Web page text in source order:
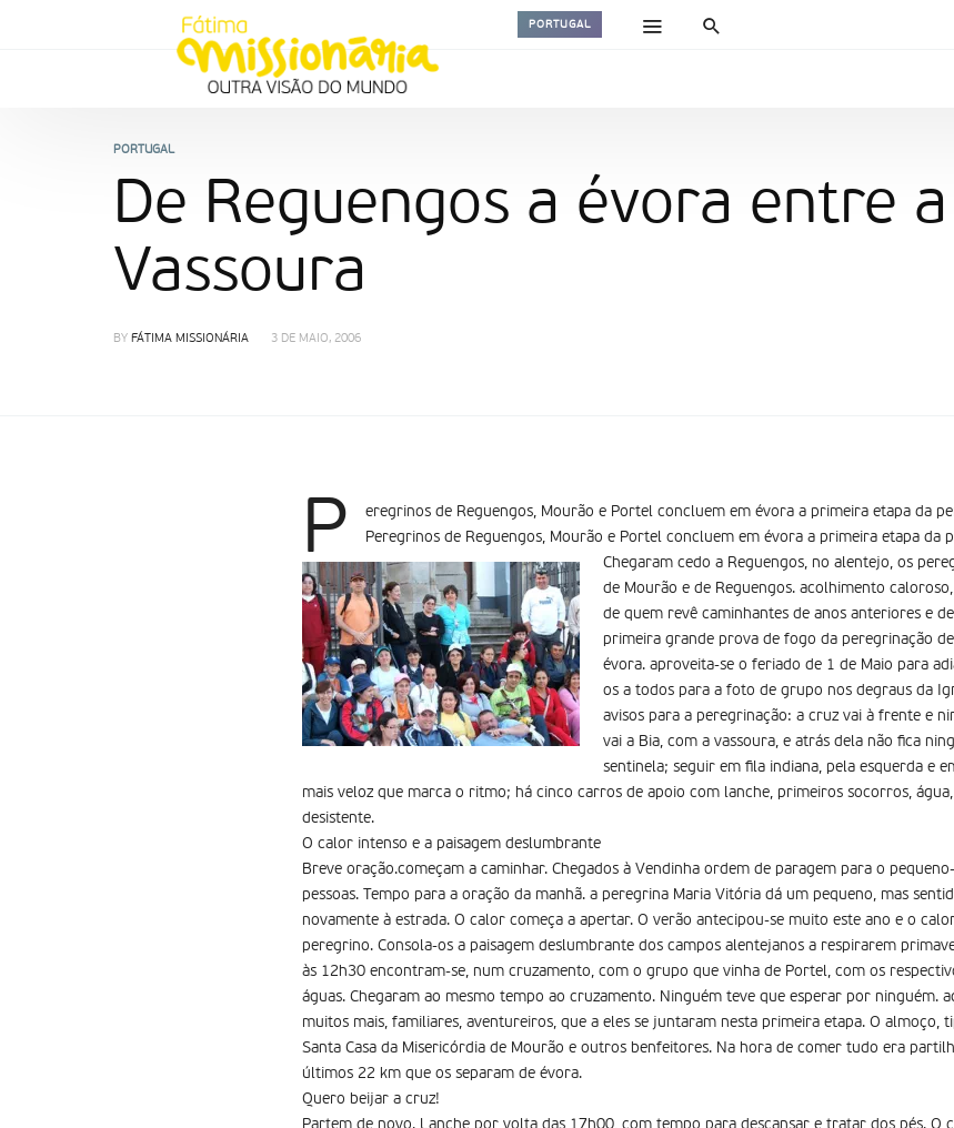
PORTUGAL
PORTUGAL
De Reguengos a évora entre
Vassoura
BY FÁTIMA MISSIONÁRIA 3 DE MAIO, 2006
P
eregrinos de Reguengos, Mourão e Portel concluem em évora a primeira etapa da
Peregrinos de Reguengos, Mourão e Portel concluem em évora a primeira etapa da
Chegaram cedo a Reguengos, no alentejo, os
de Mourão e de Reguengos. acolhimento
de quem revê caminhantes de anos anteriores e
primeira grande prova de fogo da peregrinação
évora. aproveita-se o feriado de 1 de Maio para
os a todos para a foto de grupo nos degraus da
avisos para a peregrinação: a cruz vai à frente e
vai a Bia, com a vassoura, e atrás dela não fica
sentinela; seguir em fila indiana, pela esquerda e
mais veloz que marca o ritmo; há cinco carros de apoio com lanche, primeiros socorros,
desistente.
O calor intenso e a paisagem deslumbrante
Breve oração.começam a caminhar. Chegados à Vendinha ordem de paragem para o
pessoas. Tempo para a oração da manhã. a peregrina Maria Vitória dá um pequeno, mas
novamente à estrada. O calor começa a apertar. O verão antecipou-se muito este ano e o
peregrino. Consola-os a paisagem deslumbrante dos campos alentejanos a respirarem
às 12h30 encontram-se, num cruzamento, com o grupo que vinha de Portel, com os
águas. Chegaram ao mesmo tempo ao cruzamento. Ninguém teve que esperar por ninguém.
muitos mais, familiares, aventureiros, que a eles se juntaram nesta primeira etapa. O almoço,
Santa Casa da Misericórdia de Mourão e outros benfeitores. Na hora de comer tudo era
últimos 22 km que os separam de évora.
Quero beijar a cruz!
Partem de novo. Lanche por volta das 17h00, com tempo para descansar e tratar dos pés. O